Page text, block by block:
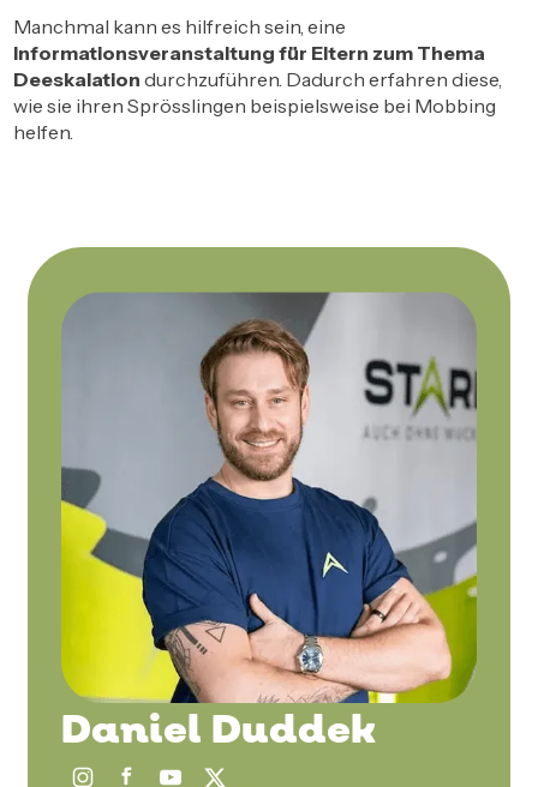
Manchmal kann es hilfreich sein, eine
Informationsveranstaltung für Eltern zum Thema
Deeskalation durchzuführen. Dadurch erfahren diese,
wie sie ihren Sprösslingen beispielsweise bei Mobbing
helfen.
Daniel Duddek